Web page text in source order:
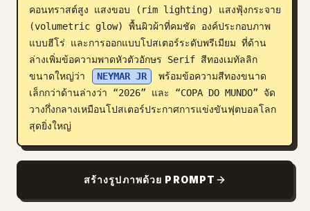
คอนทราสต์สูง แสงขอบ (rim lighting) แสงฟุ้งกระจาย
(volumetric glow) พื้นผิวผ้าที่คมชัด องค์ประกอบภาพ
แบบฮีโร่ และการออกแบบโปสเตอร์ระดับพรีเมียม ที่ด้าน
ล่างเพิ่มข้อความพาดหัวตัวอักษร Serif สีทองเมทัลลิก
ขนาดใหญ่ว่า
NEYMAR JR
พร้อมข้อความสีทองขนาด
เล็กกว่าด้านล่างว่า “2026” และ “COPA DO MUNDO” จัด
วางกึ่งกลางเหมือนโปสเตอร์ประกาศการแข่งขันฟุตบอลโลก
สุดยิ่งใหญ่
สร้างรูปภาพด้วย PROMPT